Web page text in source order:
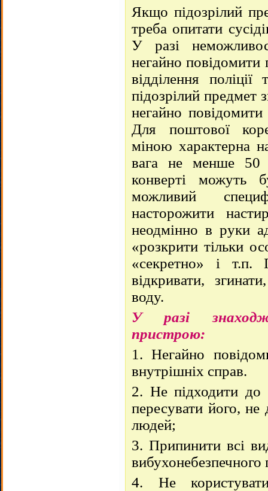
Якщо підозрілий
треба опитати
У разі
негайно повідомити
відділення
підозрілий предмет
негайно повідомити
Для поштової
міною характерна
вага не менше 50
конверті можуть
можливий
насторожити
неодмінно в руки
«розкрити тільки
«секретно» і т.п.
відкривати,
воду.
У разі
пристрою:
1. Негайно
внутрішніх справ.
2. Не підходити до
пересувати його, не
людей;
3. Припинити всі
вибухонебезпечного
4. Не